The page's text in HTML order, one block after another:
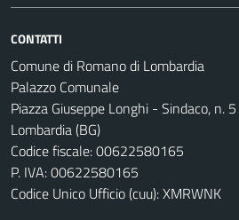
CONTATTI
Comune di Romano di Lombardia
Palazzo Comunale
Piazza Giuseppe Longhi - Sindaco, n.
Lombardia (BG)
Codice fiscale: 00622580165
P. IVA: 00622580165
Codice Unico Ufficio (cuu): XMRWNK